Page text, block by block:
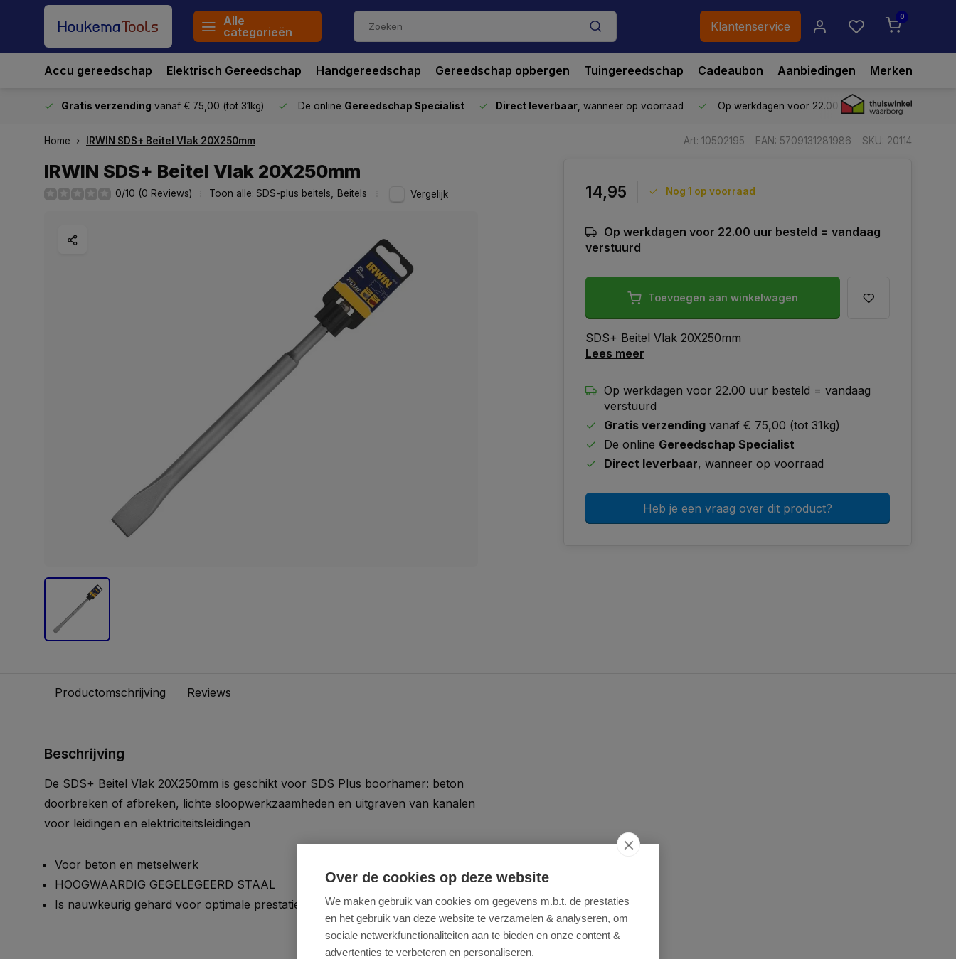
Alle
categorieën
Klantenservice
0
Accu gereedschap Elektrisch Gereedschap Handgereedschap Gereedschap opbergen Tuingereedschap Cadeaubon Aanbiedingen Merken
Gratis verzending vanaf € 75,00 (tot 31kg) De online Gereedschap Specialist Direct leverbaar , wanneer op voorraad Op werkdagen voor 22.00 uur besteld,vandaag
Home IRWIN SDS+ Beitel Vlak 20X250mm Art: 10502195 EAN: 5709131281986 SKU: 20114
IRWIN SDS+ Beitel Vlak 20X250mm
0/10 (0 Reviews) Toon alle: SDS-plus beitels Beitels Vergelijk 14,95 Nog 1 op voorraad
Op werkdagen voor 22.00 uur besteld = vandaag
verstuurd
Toevoegen aan winkelwagen
SDS+ Beitel Vlak 20X250mm
Lees meer
Op werkdagen voor 22.00 uur besteld = vandaag
verstuurd
Gratis verzending vanaf € 75,00 (tot 31kg)
De online Gereedschap Specialist
Direct leverbaar, wanneer op voorraad
Heb je een vraag over dit product?
Productomschrijving Reviews
Beschrijving
De SDS+ Beitel Vlak 20X250mm is geschikt voor SDS Plus boorhamer: beton
doorbreken of afbreken, lichte sloopwerkzaamheden en uitgraven van kanalen
voor leidingen en elektriciteitsleidingen
Voor beton en metselwerk
HOOGWAARDIG GEGELEGEERD STAAL
Is nauwkeurig gehard voor optimale prestaties en levensduur
Over de cookies op deze website
We maken gebruik van cookies om gegevens m.b.t. de prestaties
en het gebruik van deze website te verzamelen & analyseren, om
sociale netwerkfunctionaliteiten aan te bieden en onze content &
advertenties te verbeteren en personaliseren.